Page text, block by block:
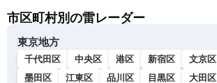
市区町村別の雷レーダー
東京地方
千代田区 中央区 港区 新宿区 文京区
墨田区
江東区 品川区 目黒区 大田区